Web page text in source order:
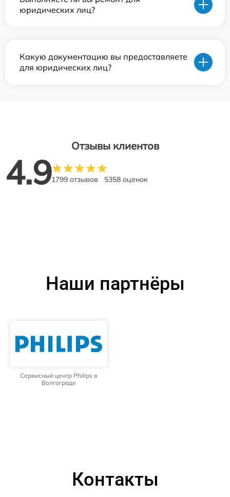
юридических лиц?
Какую документацию вы предоставляете
для юридических лиц?
Отзывы клиентов
4.91799 отзывов 5358 оценок
Наши партнёры
Сервисный центр Philips в
Волгограде
Контакты